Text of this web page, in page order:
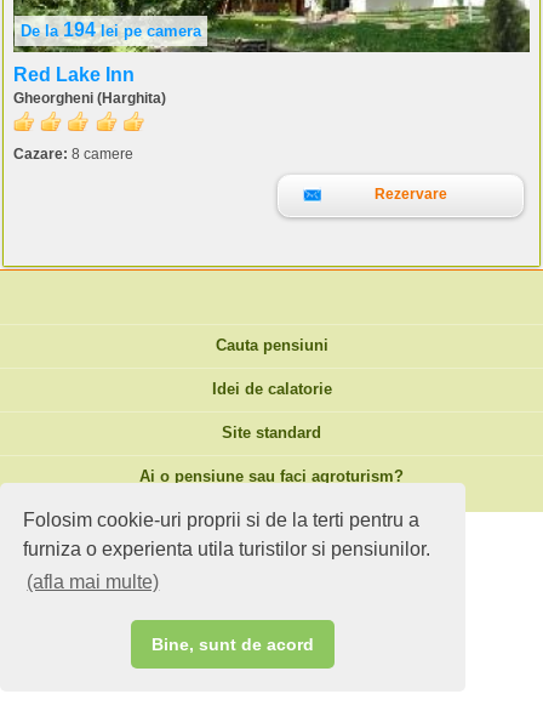
Folosim cookie-uri proprii si de la terti pentru a
furniza o experienta utila turistilor si pensiunilor.
(afla mai multe)
Bine, sunt de acord
De la 194lei pe camera
Red Lake Inn
Gheorgheni (Harghita)
Cazare: 8 camere
Rezervare
Cauta pensiuni
Idei de calatorie
Site standard
Ai o pensiune sau faci agroturism?